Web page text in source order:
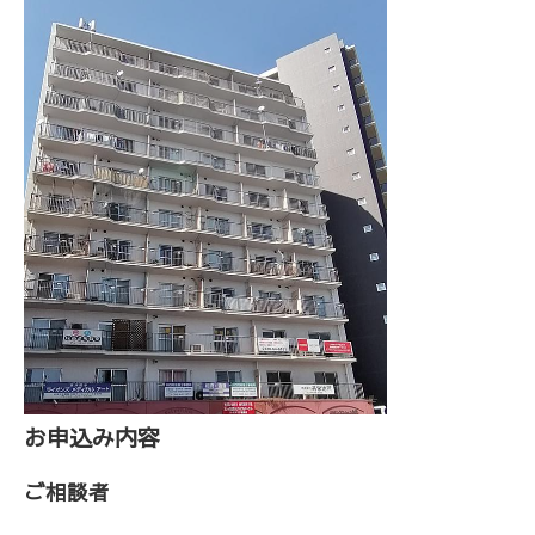
お申込み内容
ご相談者